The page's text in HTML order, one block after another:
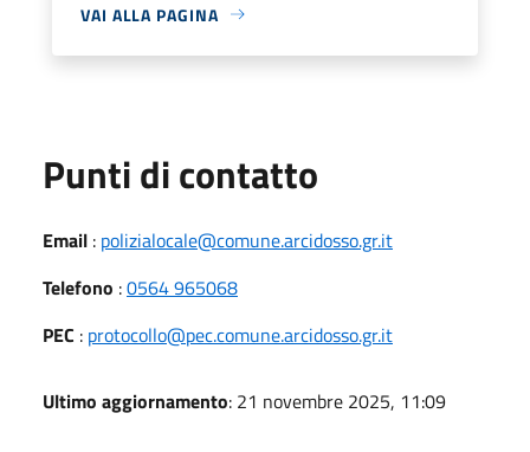
VAI ALLA PAGINA
Punti di contatto
Email : polizialocale@comune.arcidosso.gr.it
Telefono :0564 965068
PEC : protocollo@pec.comune.arcidosso.gr.it
Ultimo aggiornamento: 21 novembre 2025, 11:09